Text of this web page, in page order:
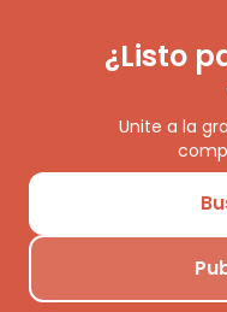
¿Listo
Unite a la